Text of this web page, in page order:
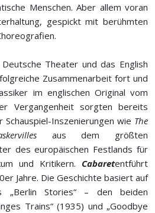
Menschen. Aber allem voran
gespickt mit berühmten
Theater und das English
Zusammenarbeit fort und
im englischen Original vom
Vergangenheit sorgten bereits
Inszenierungen wie The
aus dem größten
des europäischen Festlands für
und Kritikern. Cabaretentführt
Jahre. Die Geschichte basiert auf
„Berlin Stories“ – den beiden
Trains“ (1935) und „Goodbye